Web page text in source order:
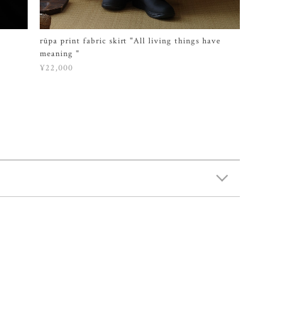
rūpa print fabric skirt "All living things have
meaning "
¥22,000